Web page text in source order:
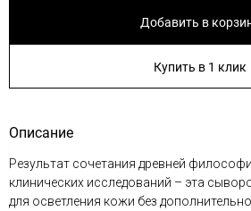
Добавить в
Купить в 1 клик
Описание
Результат сочетания древней
клинических исследований – эта
для осветления кожи без